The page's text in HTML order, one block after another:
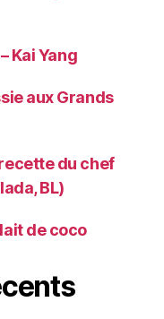
Kai Yang
aux Grands
du chef
BL)
de coco